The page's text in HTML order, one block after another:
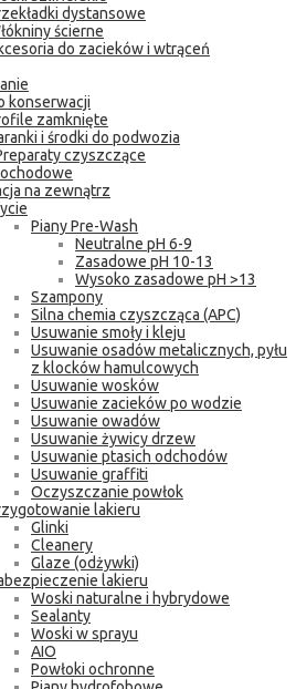
dystansowe
ścierne
do zacieków i wtrąceń
konserwacji
zamknięte
i środki do podwozia
czyszczące
na zewnątrz
Piany Pre-Wash
Neutralne pH 6-9
Zasadowe pH 10-13
Wysoko zasadowe pH >13
Szampony
Silna chemia czyszcząca (APC)
Usuwanie smoły i kleju
Usuwanie osadów metalicznych, pyłu
z klocków hamulcowych
Usuwanie wosków
Usuwanie zacieków po wodzie
Usuwanie owadów
Usuwanie żywicy drzew
Usuwanie ptasich odchodów
Usuwanie graffiti
Oczyszczanie powłok
lakieru
Glinki
Cleanery
Glaze (odżywki)
lakieru
Woski naturalne i hybrydowe
Sealanty
Woski w sprayu
AIO
Powłoki ochronne